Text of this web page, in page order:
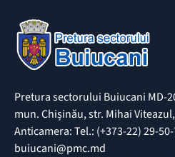
Pretura sectorului Buiucani MD-
mun. Chișinău, str. Mihai
Anticamera: Tel.: (+373-22) 29-
buiucani@pmc.md